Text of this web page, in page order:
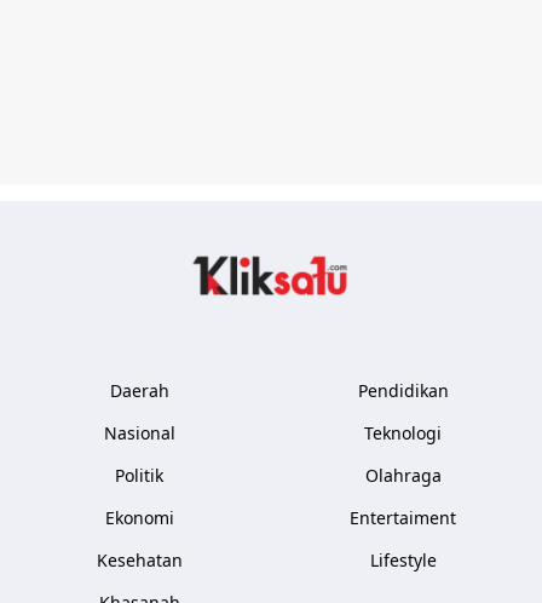
Daerah
Nasional
Politik
Ekonomi
Kesehatan
Pendidikan
Teknologi
Olahraga
Entertaiment
Lifestyle